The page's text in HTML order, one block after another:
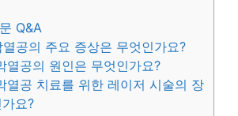
Q&A
열공의 주요 증상은 무엇인가요?
열공의 원인은 무엇인가요?
열공 치료를 위한 레이저 시술의 장
요?